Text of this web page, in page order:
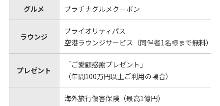
グルメ プラチナグルメクーポン
ラウンジ
プライオリティパス
空港ラウンジサービス（同伴者1名様まで無料）
プレゼント
「ご愛顧感謝プレゼント」
（年間100万円以上ご利用の場合）
海外旅行傷害保険（最高1億円）